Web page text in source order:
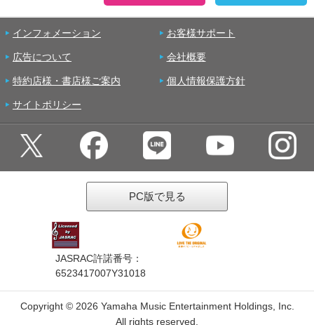
インフォメーション お客様サポート
広告について 会社概要
特約店様・書店様ご案内 個人情報保護方針
サイトポリシー
PC版で見る
JASRAC許諾番号：
6523417007Y31018
Copyright © 2026 Yamaha Music Entertainment Holdings, Inc.
All rights reserved.